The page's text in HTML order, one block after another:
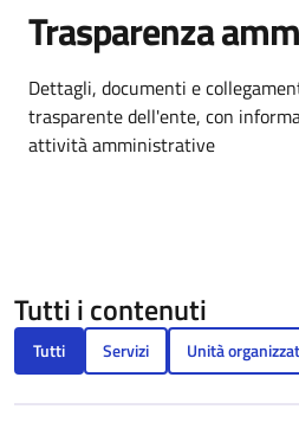
Trasparenza
Dettagli
Dettagli, documenti e
trasparente dell'ente, con
attività amministrative
Tutti i contenuti
Tutti Servizi Unità